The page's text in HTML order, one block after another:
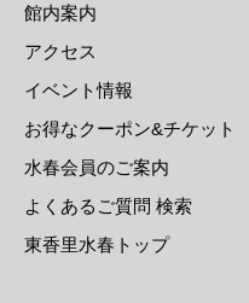
館内案内
アクセス
イベント情報
お得なクーポン&チケット
水春会員のご案内
よくあるご質問 検索
東香里水春トップ